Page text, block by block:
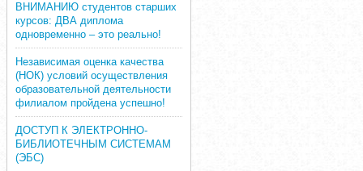
ВНИМАНИЮ студентов старших
курсов: ДВА диплома
одновременно – это реально!
Независимая оценка качества
(НОК) условий осуществления
образовательной деятельности
филиалом пройдена успешно!
ДОСТУП К ЭЛЕКТРОННО-
БИБЛИОТЕЧНЫМ СИСТЕМАМ
(ЭБС)